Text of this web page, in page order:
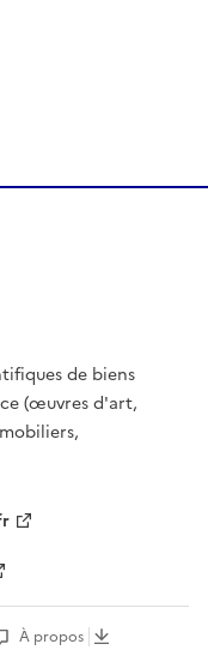
de biens
(œuvres d'art,
À propos